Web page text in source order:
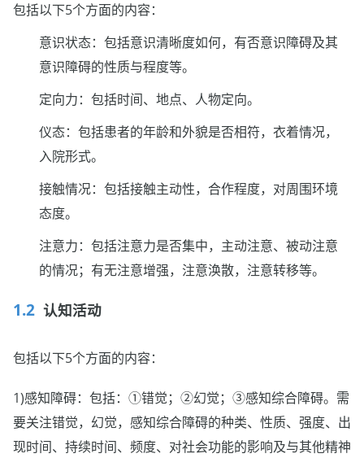
包括以下5个方面的内容：
意识状态：包括意识清晰度如何，有否意识障碍及其
意识障碍的性质与程度等。
定向力：包括时间、地点、人物定向。
仪态：包括患者的年龄和外貌是否相符，衣着情况，
入院形式。
接触情况：包括接触主动性，合作程度，对周围环境
态度。
注意力：包括注意力是否集中，主动注意、被动注意
的情况；有无注意增强，注意涣散，注意转移等。
认知活动
包括以下5个方面的内容：
1)感知障碍：包括：①错觉；②幻觉；③感知综合障碍。需
要关注错觉，幻觉，感知综合障碍的种类、性质、强度、出
现时间、持续时间、频度、对社会功能的影响及与其他精神